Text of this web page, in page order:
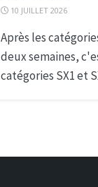
10 JUILLET 2026
Après les
deux semaines,
catégories SX1 et